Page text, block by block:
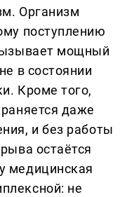
Организм
поступлению
мощный
в состоянии
Кроме того,
даже
и без работы
остаётся
медицинская
не